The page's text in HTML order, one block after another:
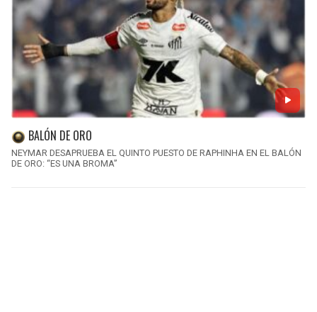
BALÓN DE ORO
NEYMAR DESAPRUEBA EL QUINTO PUESTO DE RAPHINHA EN EL BALÓN
DE ORO: “ES UNA BROMA”